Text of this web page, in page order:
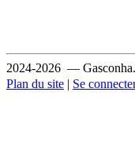
2024-2026 —
Plan du site | Se